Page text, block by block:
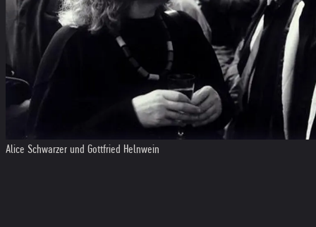
Alice Schwarzer und Gottfried Helnwein